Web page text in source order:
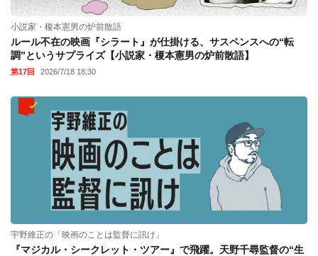
小説家・榎本憲男の炉前散語
ルール不在の映画『シラート』が仕掛ける、サスペンスへの“転
調”というサプライズ【小説家・榎本憲男の炉前散語】
第17回 2026/7/18 18:30
宇野維正の「映画のことは監督に訊け」
『マジカル・シークレット・ツアー』で飛躍。天野千尋監督の“生